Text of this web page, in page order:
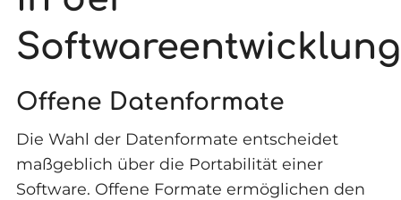
Softwareentwicklung
Offene Datenformate
Die Wahl der Datenformate entscheidet
maßgeblich über die Portabilität einer
Software. Offene Formate ermöglichen den